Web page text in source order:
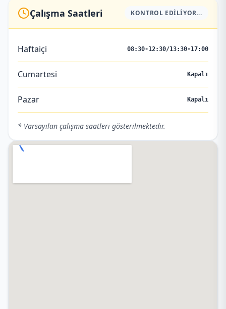
Çalışma Saatleri KONTROL EDILIYOR...
Haftaiçi 08:30-12:30/13:30-17:00
Cumartesi Kapalı
Pazar Kapalı
* Varsayılan çalışma saatleri gösterilmektedir.